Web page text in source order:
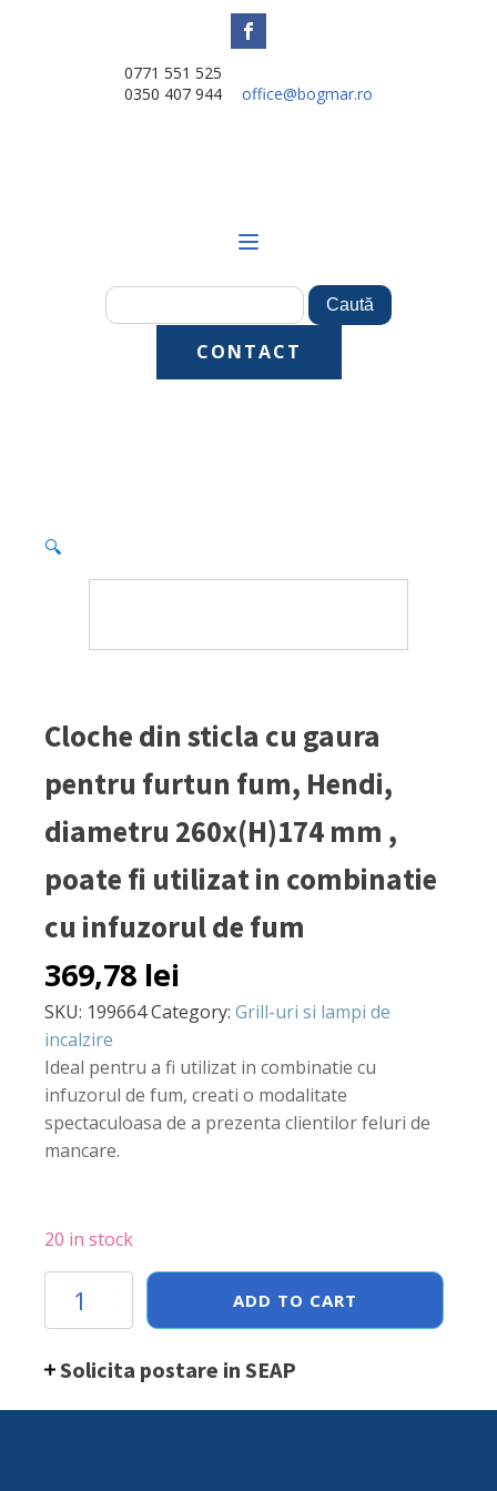
0771 551 525
0350 407 944
office@bogmar.ro
CONTACT
🔍
Cloche din sticla cu gaura
pentru furtun fum, Hendi,
diametru 260x(H)174 mm ,
poate fi utilizat in combinatie
cu infuzorul de fum
369,78 lei
SKU: 199664Category: Grill-uri si lampi de
incalzire
Ideal pentru a fi utilizat in combinatie cu
infuzorul de fum, creati o modalitate
spectaculoasa de a prezenta clientilor feluri de
mancare.
20 in stock
Cloche
sticla
gaura
ADD TO CART
Solicita postare in SEAP